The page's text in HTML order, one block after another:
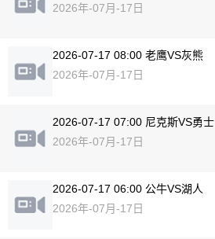
2026年-07月-17日
2026-07-17 08:00 老鹰VS灰熊
2026年-07月-17日
2026-07-17 07:00 尼克斯VS勇士
2026年-07月-17日
2026-07-17 06:00 公牛VS湖人
2026年-07月-17日